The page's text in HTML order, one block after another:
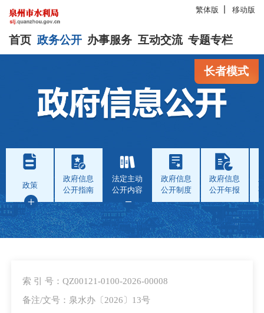
繁体版 移动版
首页 政务公开 办事服务 互动交流 专题专栏
长者模式
政策
政府信息
公开指南
法定主动
公开内容
政府信息
公开制度
政府信息
公开年报
索 引 号：QZ00121-0100-2026-00008
备注/文号：泉水办〔2026〕13号